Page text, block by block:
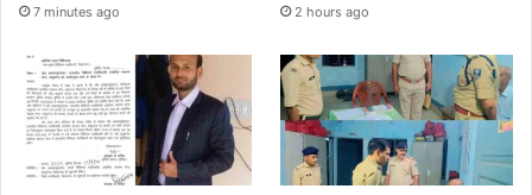
7 minutes ago 2 hours ago